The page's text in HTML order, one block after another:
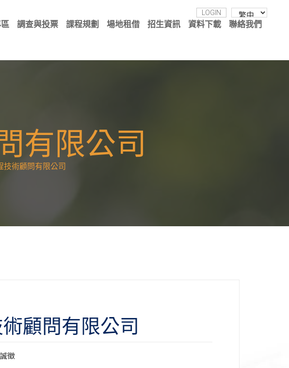
LOGIN
調查與投票 課程規劃 場地租借 招生資訊 資料下載 聯絡我們
有限公司
技術顧問有限公司
顧問有限公司
徵